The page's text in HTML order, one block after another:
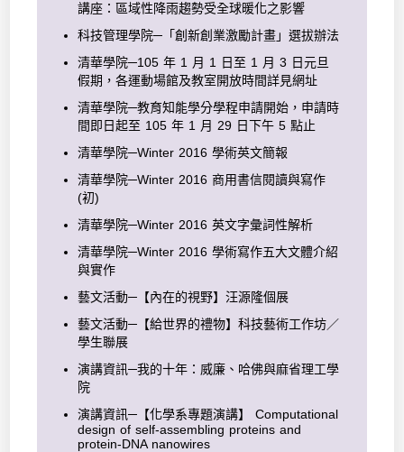
講座：區域性降雨趨勢受全球暖化之影響
科技管理學院─「創新創業激勵計畫」選拔辦法
清華學院─105 年 1 月 1 日至 1 月 3 日元旦
假期，各運動場館及教室開放時間詳見網址
清華學院─教育知能學分學程申請開始，申請時
間即日起至 105 年 1 月 29 日下午 5 點止
清華學院─Winter 2016 學術英文簡報
清華學院─Winter 2016 商用書信閱讀與寫作
(初)
清華學院─Winter 2016 英文字彙詞性解析
清華學院─Winter 2016 學術寫作五大文體介紹
與實作
藝文活動─【內在的視野】汪源隆個展
藝文活動─【給世界的禮物】科技藝術工作坊／
學生聯展
演講資訊─我的十年：威廉、哈佛與麻省理工學
院
演講資訊─【化學系專題演講】 Computational
design of self-assembling proteins and
protein-DNA nanowires